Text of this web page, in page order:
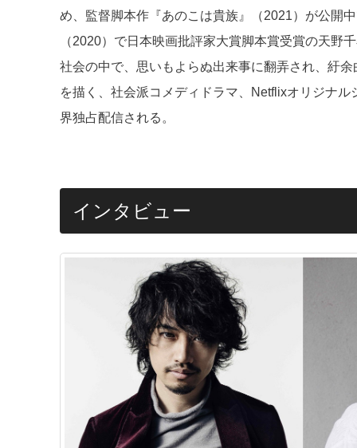
め、監督脚本作『あのこは貴族』（2021）が公開
（2020）で日本映画批評家大賞脚本賞受賞の天野
社会の中で、思いもよらぬ出来事に翻弄され、紆
を描く、社会派コメディドラマ、Netflixオリジナ
界独占配信される。
インタビュー